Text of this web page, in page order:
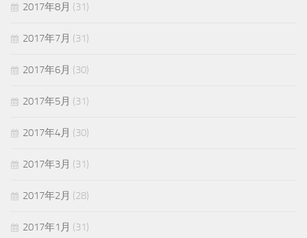
2017年8月 (31)
2017年7月 (31)
2017年6月 (30)
2017年5月 (31)
2017年4月 (30)
2017年3月 (31)
2017年2月 (28)
2017年1月 (31)